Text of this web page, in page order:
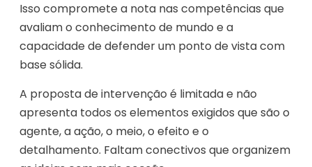
Isso compromete a nota nas competências que
avaliam o conhecimento de mundo e a
capacidade de defender um ponto de vista com
base sólida.
A proposta de intervenção é limitada e não
apresenta todos os elementos exigidos que são o
agente, a ação, o meio, o efeito e o
detalhamento. Faltam conectivos que organizem